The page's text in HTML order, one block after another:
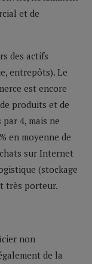
et de
des actifs
entrepôts). Le
est encore
produits et de
4, mais ne
en moyenne de
sur Internet
(stockage
très porteur.
non
de la